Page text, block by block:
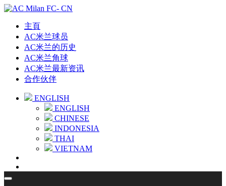
主頁
AC米兰球员
AC米兰的历史
AC米兰角球
AC米兰最新资讯
合作伙伴
ENGLISH
ENGLISH
CHINESE
INDONESIA
THAI
VIETNAM